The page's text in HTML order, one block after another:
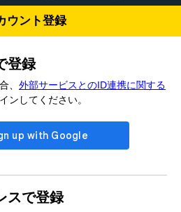
ウント登録
登録
、 外部サービスとのID連携に関する
ンしてください。
スで登録